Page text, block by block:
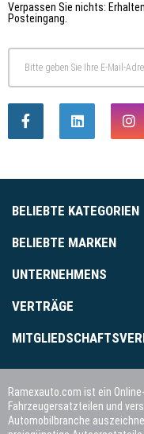
Verpassen Sie nichts:
Posteingang.
BELIEBTE KATEGORIEN
BELIEBTE MARKEN
UNTERNEHMENS
VERTRÄGE
Ramexauto.com ist ein
Fahrzeugersatzteilen und
Automobilbranche